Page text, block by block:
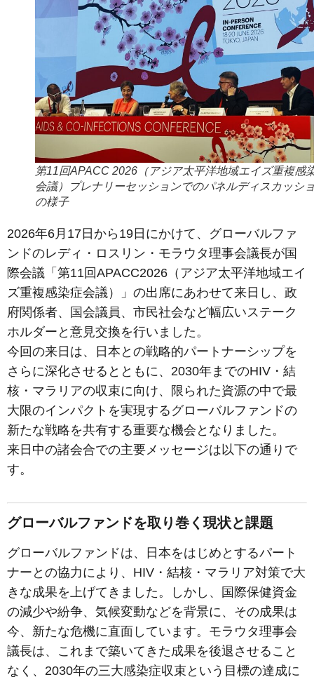
第11回APACC 2026（アジア太平洋地域エイズ重複感
会議）プレナリーセッションでのパネルディスカッシ
の様子
2026年6月17日から19日にかけて、グローバルファ
ンドのレディ・ロスリン・モラウタ理事会議長が国
際会議「第11回APACC2026（アジア太平洋地域エイ
ズ重複感染症会議）」の出席にあわせて来日し、政
府関係者、国会議員、市民社会など幅広いステーク
ホルダーと意見交換を行いました。
今回の来日は、日本との戦略的パートナーシップを
さらに深化させるとともに、2030年までのHIV・結
核・マラリアの収束に向け、限られた資源の中で最
大限のインパクトを実現するグローバルファンドの
新たな戦略を共有する重要な機会となりました。
来日中の諸会合での主要メッセージは以下の通りで
す。
グローバルファンドを取り巻く現状と課題
グローバルファンドは、日本をはじめとするパート
ナーとの協力により、HIV・結核・マラリア対策で大
きな成果を上げてきました。しかし、国際保健資金
の減少や紛争、気候変動などを背景に、その成果は
今、新たな危機に直面しています。モラウタ理事会
議長は、これまで築いてきた成果を後退させること
なく、2030年の三大感染症収束という目標の達成に